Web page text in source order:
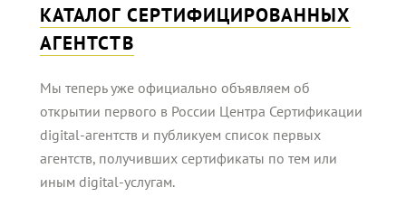
КАТАЛОГ СЕРТИФИЦИРОВАННЫХ
АГЕНТСТВ
Мы теперь уже официально объявляем об
открытии первого в России Центра Сертификации
digital-агентств и публикуем список первых
агентств, получивших сертификаты по тем или
иным digital-услугам.